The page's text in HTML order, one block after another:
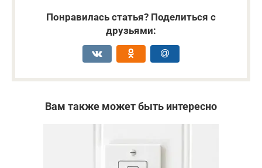
Понравилась статья? Поделиться с
друзьями:
Вам также может быть интересно